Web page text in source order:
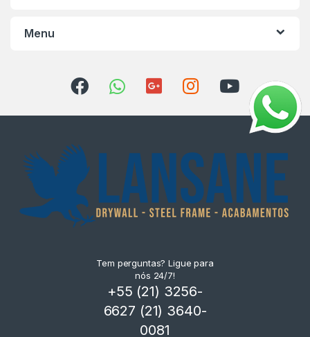
Menu
Tem perguntas? Ligue para
nós 24/7!
+55 (21) 3256-
6627 (21) 3640-
0081